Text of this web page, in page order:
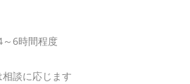
6時間程度
談に応じます